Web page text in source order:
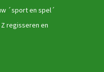
´sport en spel´
regisseren en